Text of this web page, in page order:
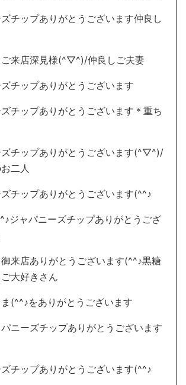
チップありがとうございます仲良し
来店深見様(^▽^)/仲良しご夫妻
チップありがとうございます
チップありがとうございます＊重ち
ズチップありがとうございます(^▽^)/
二人
チップありがとうございます(^^♪
ジャパニーズチップありがとうござ
来店ありがとうございます(^^♪黒糖
大好きさん
(^^♪をありがとうございます
ニーズチップありがとうございます
チップありがとうございます(^^♪